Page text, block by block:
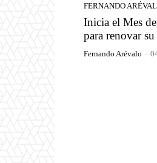
FERNANDO
Inicia el Mes
para renovar
Fernando Arévalo -